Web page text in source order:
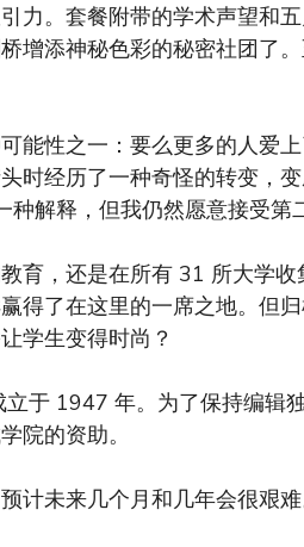
力。套餐附带的学术声望和
增添神秘色彩的秘密社团了
能性之一：要么更多的人爱
时经历了一种奇怪的转变，
解释，但我仍然愿意接受第
育，还是在所有 31 所大学收
得了在这里的一席之地。但
学生变得时尚？
于 1947 年。为了保持编辑
院的资助。
计未来几个月和几年会很艰难